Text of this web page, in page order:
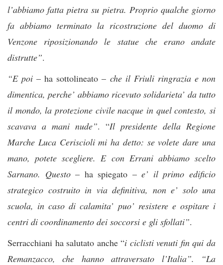
l’abbiamo fatta pietra su pietra. Proprio qualche giorno
fa abbiamo terminato la ricostruzione del duomo di
Venzone riposizionando le statue che erano andate
distrutte”.
“E poi – ha sottolineato – che il Friuli ringrazia e non
dimentica, perche’ abbiamo ricevuto solidarieta’ da tutto
il mondo, la protezione civile nacque in quel contesto, si
scavava a mani nude”. “Il presidente della Regione
Marche Luca Ceriscioli mi ha detto: se volete dare una
mano, potete scegliere. E con Errani abbiamo scelto
Sarnano. Questo– ha spiegato –e’ il primo edificio
strategico costruito in via definitiva, non e’ solo una
scuola, in caso di calamita’ puo’ resistere e ospitare i
centri di coordinamento dei soccorsi e gli sfollati”.
Serracchiani ha salutato anche “i ciclisti venuti fin qui da
Remanzacco, che hanno attraversato l’Italia”. “La